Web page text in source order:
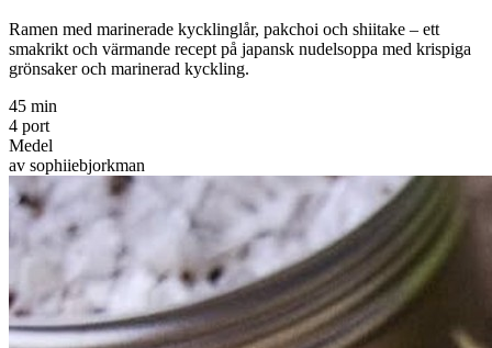
Ramen med marinerade kycklinglår, pakchoi och shiitake – ett
smakrikt och värmande recept på japansk nudelsoppa med krispiga
grönsaker och marinerad kyckling.
45 min
4 port
Medel
av sophiiebjorkman